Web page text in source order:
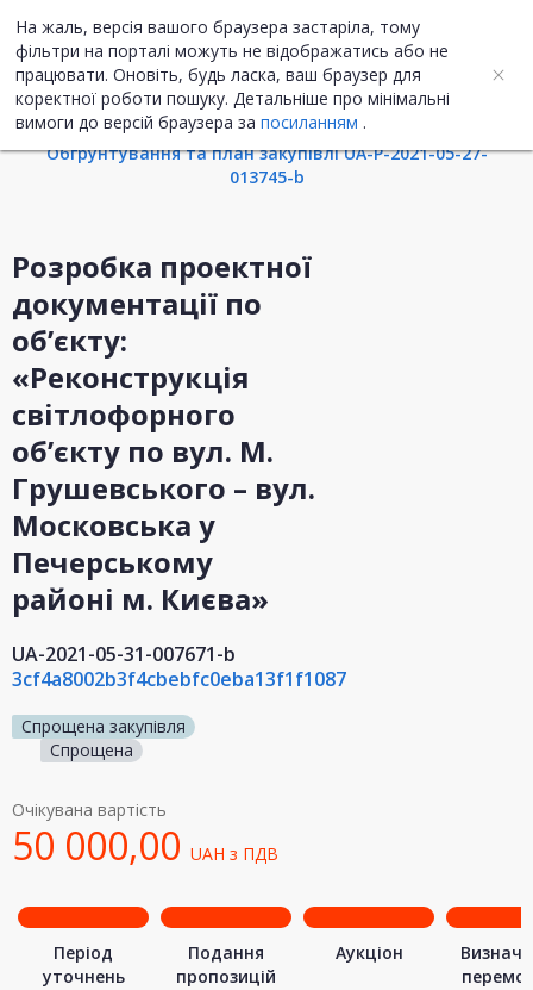
На жаль, версія вашого браузера застаріла, тому
фільтри на порталі можуть не відображатись або не
працювати. Оновіть, будь ласка, ваш браузер для
коректної роботи пошуку. Детальніше про мінімальні
вимоги до версій браузера за посиланням .
UA ENG
Інформація про закупівлю
Обгрунтування та план закупівлі UA-P-2021-05-27-
013745-b
Розробка проектної
документації по
об’єкту:
«Реконструкція
світлофорного
об’єкту по вул. М.
Грушевського – вул.
Московська у
Печерському
районі м. Києва»
UA-2021-05-31-007671-b
3cf4a8002b3f4cbebfc0eba13f1f1087
Спрощена закупівля
Спрощена
Очікувана вартість
50 000,00 UAH з ПДВ
Період
уточнень
Подання
пропозицій
Аукціон